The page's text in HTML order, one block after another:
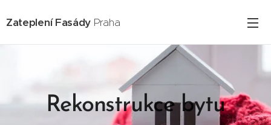
Zateplení Fasády Praha
Rekonstrukce bytu